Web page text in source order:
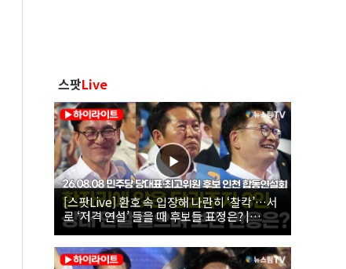
스팟Live
[스팟Live] 환호 속 입장해 나란히 ‘찰칵’…서
로 ‘저격 연설’ 들을 때 후보들 표정은? |
26.08.08 더불어민주당 당대표·최고위원 후
보 인천 합동연설회